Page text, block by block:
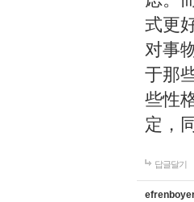
式更
对事
于那
些性
定，
답글달기